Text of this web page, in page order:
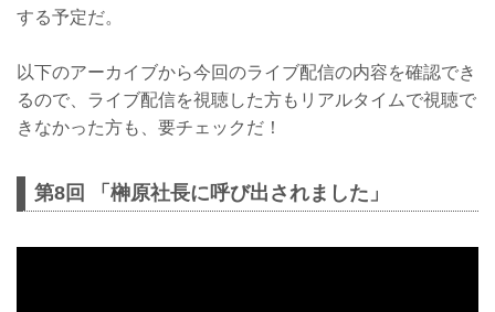
する予定だ。
以下のアーカイブから今回のライブ配信の内容を確認でき
るので、ライブ配信を視聴した方もリアルタイムで視聴で
きなかった方も、要チェックだ！
第8回 「榊原社長に呼び出されました」